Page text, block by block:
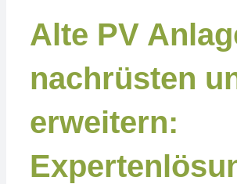
Alte PV
nachrüsten
erweitern: